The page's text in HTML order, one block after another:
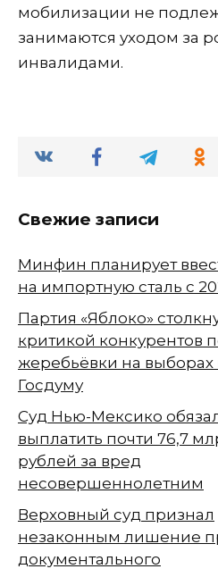
мобилизации не
занимаются уходом за
инвалидами.
Свежие записи
Минфин планирует
на импортную сталь с
Партия «Яблоко»
критикой конкурентов
жеребьёвки на выборах
Госдуму
Суд Нью-Мексико
выплатить почти 76,7
рублей за вред
несовершеннолетним
Верховный суд признал
незаконным лишение
документального